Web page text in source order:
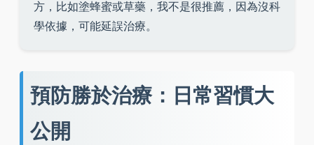
方，比如塗蜂蜜或草藥，我不是很推薦，因為沒科
學依據，可能延誤治療。
預防勝於治療：日常習慣大
公開